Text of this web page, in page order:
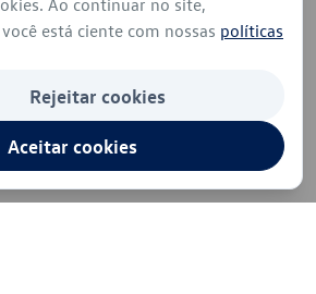
Ao continuar no site,
está ciente com nossas políticas
Rejeitar cookies
Aceitar cookies